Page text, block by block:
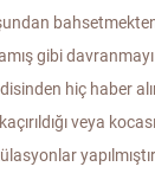
gibi
hiç haber
veya